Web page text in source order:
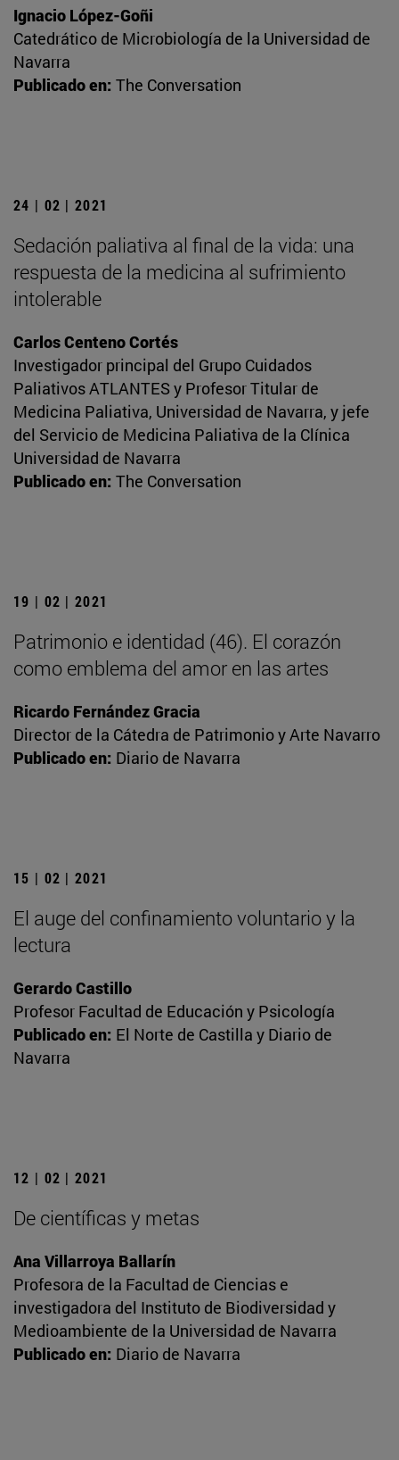
Ignacio López-Goñi
Catedrático de Microbiología de la Universidad de
Navarra
Publicado en: The Conversation
24 | 02 | 2021
Sedación paliativa al final de la vida: una
respuesta de la medicina al sufrimiento
intolerable
Carlos Centeno Cortés
Investigador principal del Grupo Cuidados
Paliativos ATLANTES y Profesor Titular de
Medicina Paliativa, Universidad de Navarra, y jefe
del Servicio de Medicina Paliativa de la Clínica
Universidad de Navarra
Publicado en: The Conversation
19 | 02 | 2021
Patrimonio e identidad (46). El corazón
como emblema del amor en las artes
Ricardo Fernández Gracia
Director de la Cátedra de Patrimonio y Arte Navarro
Publicado en: Diario de Navarra
15 | 02 | 2021
El auge del confinamiento voluntario y la
lectura
Gerardo Castillo
Profesor Facultad de Educación y Psicología
Publicado en: El Norte de Castilla y Diario de
Navarra
12 | 02 | 2021
De científicas y metas
Ana Villarroya Ballarín
Profesora de la Facultad de Ciencias e
investigadora del Instituto de Biodiversidad y
Medioambiente de la Universidad de Navarra
Publicado en: Diario de Navarra